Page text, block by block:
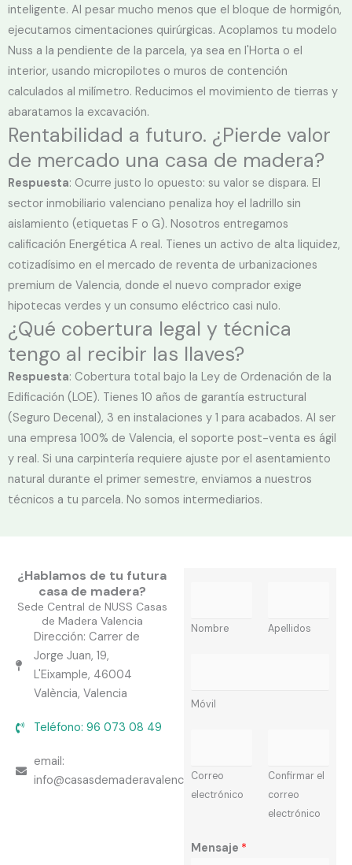
inteligente. Al pesar mucho menos que el bloque de hormigón,
ejecutamos cimentaciones quirúrgicas. Acoplamos tu modelo
Nuss a la pendiente de la parcela, ya sea en l'Horta o el
interior, usando micropilotes o muros de contención
calculados al milímetro. Reducimos el movimiento de tierras y
abaratamos la excavación.
Rentabilidad a futuro. ¿Pierde valor
de mercado una casa de madera?
Respuesta: Ocurre justo lo opuesto: su valor se dispara. El
sector inmobiliario valenciano penaliza hoy el ladrillo sin
aislamiento (etiquetas F o G). Nosotros entregamos
calificación Energética A real. Tienes un activo de alta liquidez,
cotizadísimo en el mercado de reventa de urbanizaciones
premium de Valencia, donde el nuevo comprador exige
hipotecas verdes y un consumo eléctrico casi nulo.
¿Qué cobertura legal y técnica
tengo al recibir las llaves?
Respuesta: Cobertura total bajo la Ley de Ordenación de la
Edificación (LOE). Tienes 10 años de garantía estructural
(Seguro Decenal), 3 en instalaciones y 1 para acabados. Al ser
una empresa 100% de Valencia, el soporte post-venta es ágil
y real. Si una carpintería requiere ajuste por el asentamiento
natural durante el primer semestre, enviamos a nuestros
técnicos a tu parcela. No somos intermediarios.
¿Hablamos de tu futura
casa de madera?
Sede Central de NUSS Casas
de Madera Valencia
Dirección: Carrer de
Jorge Juan, 19,
L'Eixample, 46004
València, Valencia
Teléfono: 96 073 08 49
email:
info@casasdemaderavalencia.es
m
*
Nombre Apellidos
vMóvil
r
r
E
Correo
electrónico
Confirmar el
correo
electrónico
Mensaje *